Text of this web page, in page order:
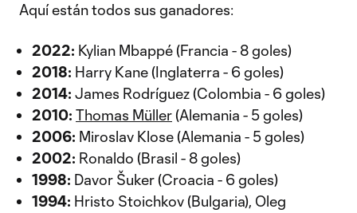
Aquí están todos sus ganadores:
2022: Kylian Mbappé (Francia - 8 goles)
2018: Harry Kane (Inglaterra - 6 goles)
2014: James Rodríguez (Colombia - 6 goles)
2010: Thomas Müller(Alemania - 5 goles)
2006: Miroslav Klose (Alemania - 5 goles)
2002: Ronaldo (Brasil - 8 goles)
1998: Davor Šuker (Croacia - 6 goles)
1994: Hristo Stoichkov (Bulgaria), Oleg